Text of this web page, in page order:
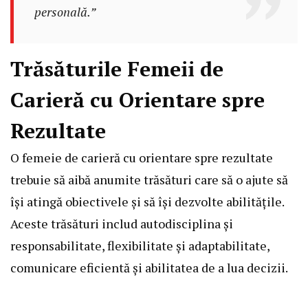
personală.”
Trăsăturile Femeii de
Carieră cu Orientare spre
Rezultate
O femeie de carieră cu orientare spre rezultate
trebuie să aibă anumite trăsături care să o ajute să
își atingă obiectivele și să își dezvolte abilitățile.
Aceste trăsături includ autodisciplina și
responsabilitate, flexibilitate și adaptabilitate,
comunicare eficientă și abilitatea de a lua decizii.